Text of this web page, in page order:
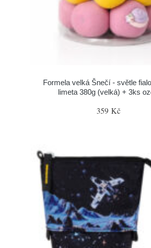
Formela velká Šnečí - světle
limeta 380g (velká) + 3ks
359 Kč